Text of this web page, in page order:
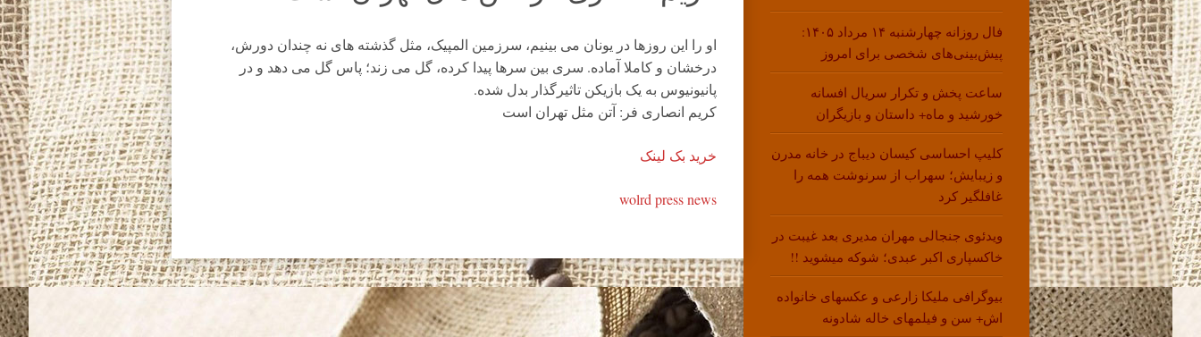
او را این روزها در یونان می بینیم، سرزمین المپیک، مثل گذشته های نه چندان دورش،
درخشان و کاملا آماده. سری بین سرها پیدا کرده، گل می زند؛ پاس گل می دهد و در
پانیونیوس به یک بازیکن تاثیرگذار بدل شده.
کریم انصاری فر: آتن مثل تهران است
خرید بک لینک
wolrd press news
فال روزانه چهارشنبه ۱۴ مرداد ۱۴۰۵:
پیش‌بینی‌های شخصی برای امروز
ساعت پخش و تکرار سریال افسانه
خورشید و ماه+ داستان و بازیگران
کلیپ احساسی کیسان دیباج در خانه مدرن
و زیبایش؛ سهراب از سرنوشت همه را
غافلگیر کرد
ویدئوی جنجالی مهران مدیری بعد غیبت در
خاکسپاری اکبر عبدی؛ شوکه میشوید !!
بیوگرافی ملیکا زارعی و عکسهای خانواده
اش+ سن و فیلمهای خاله شادونه